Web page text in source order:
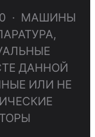
· МАШИНЫ
ДАННОЙ
ИЛИ НЕ